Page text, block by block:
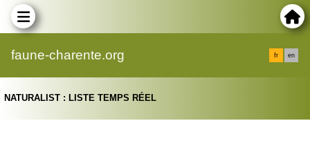
faune-charente.org fr en
NATURALIST : LISTE TEMPS RÉEL